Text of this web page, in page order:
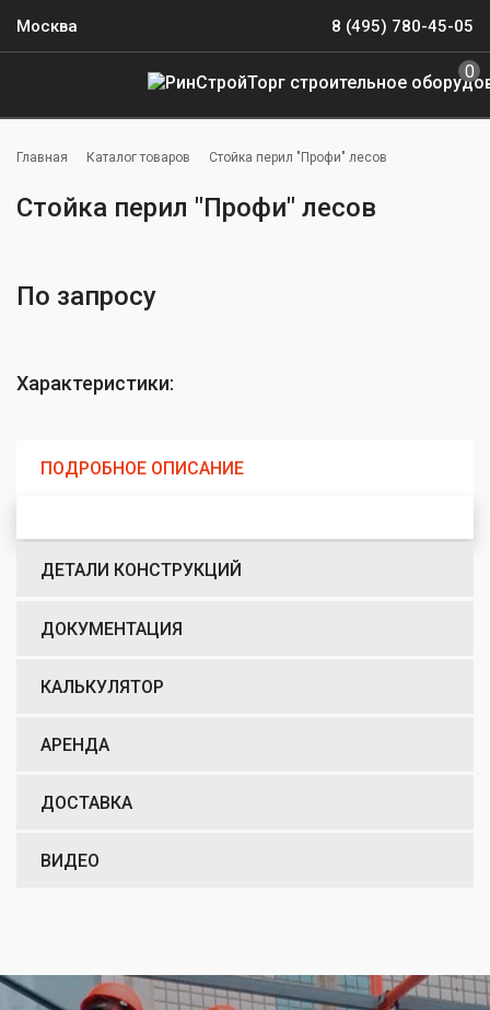
Москва 8 (495) 780-45-05
0
Главная Каталог товаров Стойка перил "Профи" лесов
Стойка перил "Профи" лесов
Характеристики:
По запросу
ПОДРОБНОЕ ОПИСАНИЕ
ДЕТАЛИ КОНСТРУКЦИЙ
ДОКУМЕНТАЦИЯ
КАЛЬКУЛЯТОР
АРЕНДА
ДОСТАВКА
ВИДЕО